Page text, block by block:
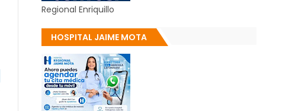
Regional Enriquillo
HOSPITAL JAIME MOTA